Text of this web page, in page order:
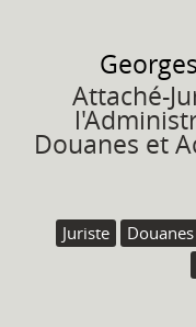
Attaché-
Douanes et
Juriste